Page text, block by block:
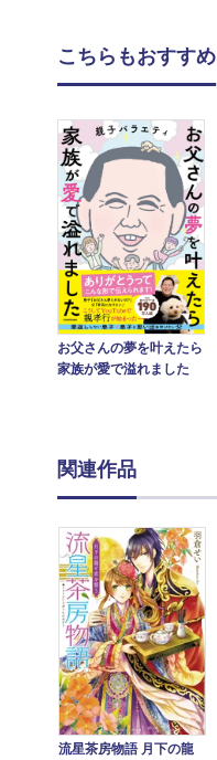
こちらもおすすめ
お父さんの夢を叶えたら
家族が愛で溢れました
関連作品
流星茶房物語 月下の龍